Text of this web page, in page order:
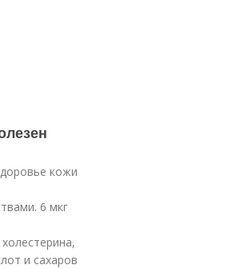
кожи
6 мкг
и сахаров